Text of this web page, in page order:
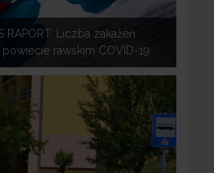
RAPORT: Liczba zakażeń
rawskim COVID-19